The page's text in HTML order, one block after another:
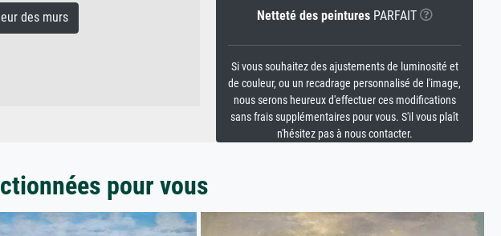
des murs Netteté des peinturesPARFAIT
Si vous souhaitez des ajustements de luminosité et
de couleur, ou un recadrage personnalisé de l'image,
nous serons heureux d'effectuer ces modifications
sans frais supplémentaires pour vous. S'il vous plaît
n'hésitez pas à nous contacter.
pour vous